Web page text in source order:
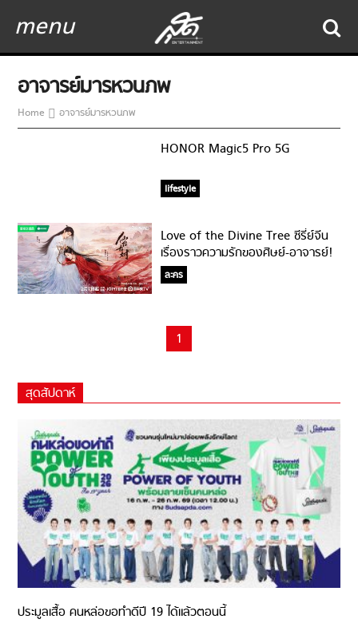
menu
อาจารย์มารหวนภพ
Home อาจารย์มารหวนภพ
HONOR Magic5 Pro 5G
lifestyle
Love of the Divine Tree ซีรี่ย์จีน
เรื่องราวความรักของศิษย์-อาจารย์!
ละคร
1
สุดสัปดาห์
ประมูลเสื้อ คนหล่อขอทำดีปี 19 ได้แล้วตอนนี้